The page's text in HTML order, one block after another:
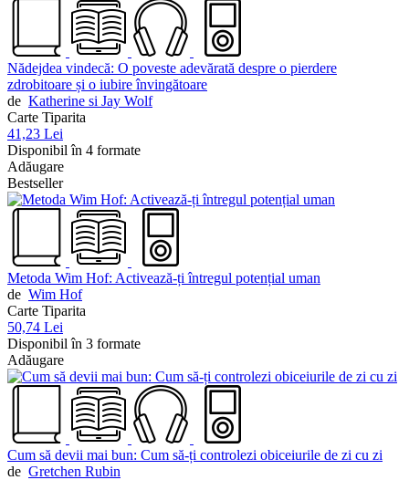
Nădejdea vindecă: O poveste adevărată despre o pierdere
zdrobitoare și o iubire învingătoare
de Katherine si Jay Wolf
Carte Tiparita
41,23 Lei
Disponibil în 4 formate
Adăugare
Bestseller
Metoda Wim Hof: Activează-ți întregul potențial uman
de Wim Hof
Carte Tiparita
50,74 Lei
Disponibil în 3 formate
Adăugare
Cum să devii mai bun: Cum să-ți controlezi obiceiurile de zi cu zi
de Gretchen Rubin